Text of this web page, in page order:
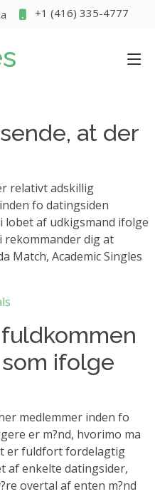
+1 (416) 335-4777
at der
relativt adskillig
fo datingsiden
af udkigsmand ifolge
rekommander dig at
Match, Academic Singles
ifolge
medlemmer inden fo
er m?nd, hvorimo ma
er fuldfort fordelagtig
af enkelte datingsider,
overtal af enten m?nd